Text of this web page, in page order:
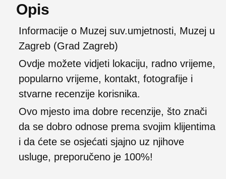
Opis
Informacije o Muzej suv.umjetnosti, Muzej u
Zagreb (Grad Zagreb)
Ovdje možete vidjeti lokaciju, radno vrijeme,
popularno vrijeme, kontakt, fotografije i
stvarne recenzije korisnika.
Ovo mjesto ima dobre recenzije, što znači
da se dobro odnose prema svojim klijentima
i da ćete se osjećati sjajno uz njihove
usluge, preporučeno je 100%!